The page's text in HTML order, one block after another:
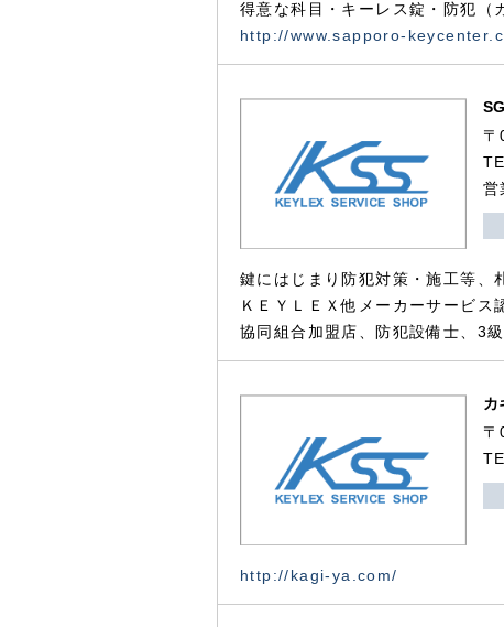
得意な科目・キーレス錠・防犯
http://www.sapporo-
鍵にはじまり防犯対策・施工等、
ＫＥＹＬＥＸ他メーカーサービ
協同組合加盟店、防犯設備士、3
カ
http://kagi-ya.com/